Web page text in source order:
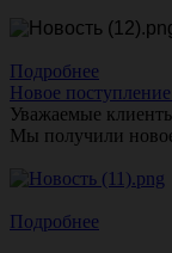
Подробнее
Новое
Уважаемые
Мы получили
Подробнее